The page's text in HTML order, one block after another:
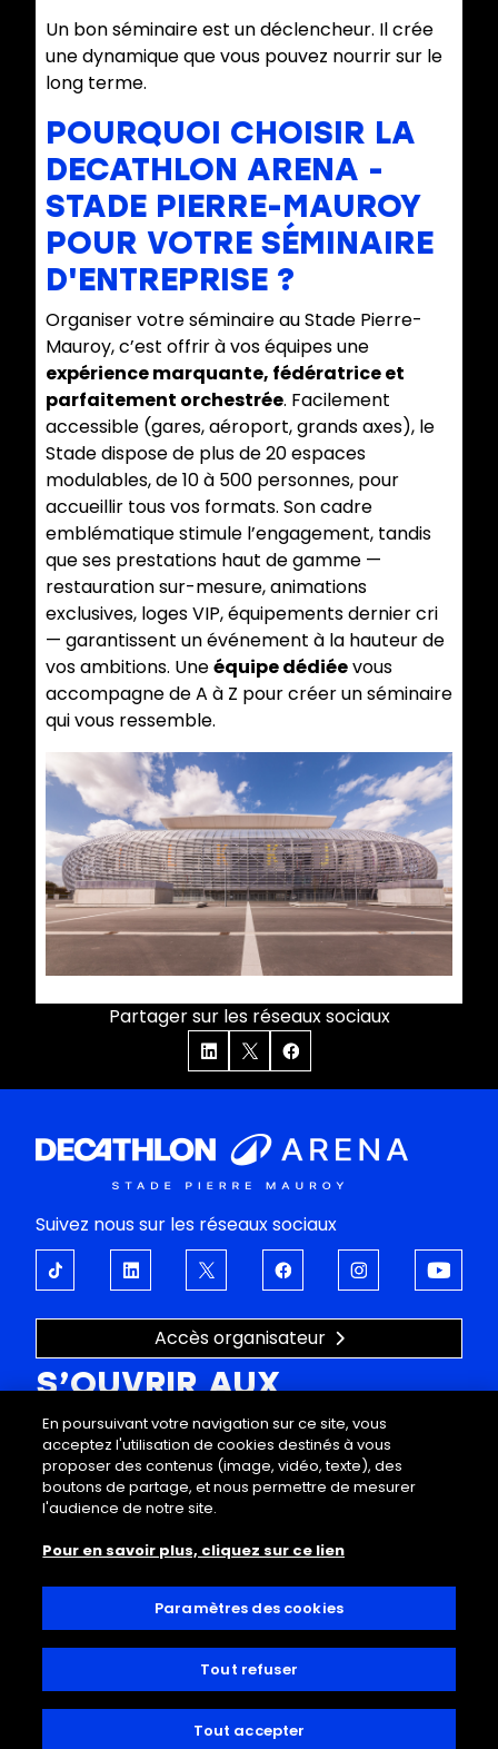
Un bon séminaire est un déclencheur. Il crée
une dynamique que vous pouvez nourrir sur le
long terme.
POURQUOI CHOISIR LA
DECATHLON ARENA -
STADE PIERRE-MAUROY
POUR VOTRE SÉMINAIRE
D'ENTREPRISE ?
Organiser votre séminaire au Stade Pierre-
Mauroy, c’est offrir à vos équipes une
expérience marquante, fédératrice et
parfaitement orchestrée. Facilement
accessible (gares, aéroport, grands axes), le
Stade dispose de plus de 20 espaces
modulables, de 10 à 500 personnes, pour
accueillir tous vos formats. Son cadre
emblématique stimule l’engagement, tandis
que ses prestations haut de gamme —
restauration sur-mesure, animations
exclusives, loges VIP, équipements dernier cri
— garantissent un événement à la hauteur de
vos ambitions. Uneéquipe dédiéevous
accompagne de A à Z pour créer un séminaire
qui vous ressemble.
Partager sur les réseaux sociaux
Suivez nous sur les réseaux sociaux
Accès organisateur
S’OUVRIR AUX
ÉMOTIONS
À propos
Programmation
Visites
Decathlon Arena
Support
FAQ
Données personnelles
Règlement intérieur
Accessibilité
Contact
En poursuivant votre navigation sur ce site, vous
acceptez l'utilisation de cookies destinés à vous
proposer des contenus (image, vidéo, texte), des
boutons de partage, et nous permettre de mesurer
l'audience de notre site.
Pour en savoir plus, cliquez sur ce lien
Paramètres des cookies
Tout refuser
Tout accepter